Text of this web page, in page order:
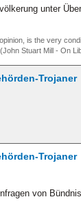
unter
is the very
Stuart Mill - On
Trojaner
Trojaner
von